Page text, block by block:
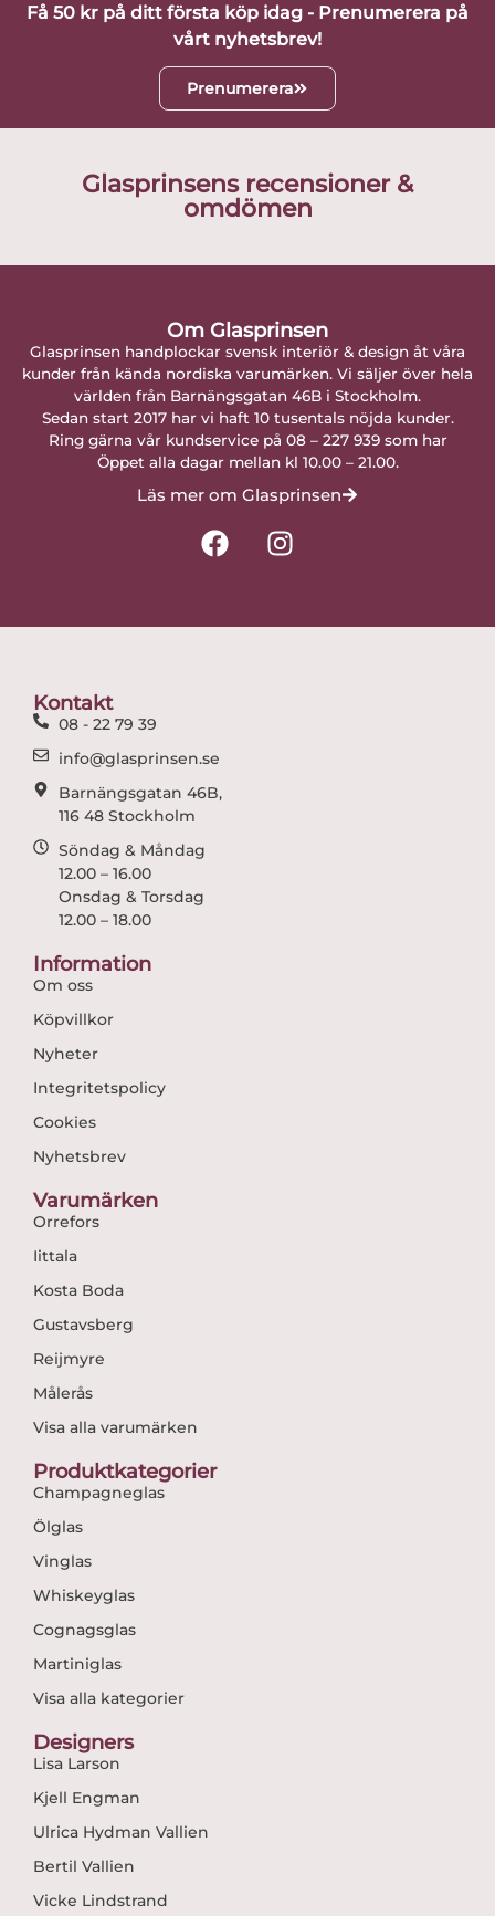
Få 50 kr på ditt första köp idag - Prenumerera på
vårt nyhetsbrev!
Prenumerera
Glasprinsens recensioner &
omdömen
Om Glasprinsen
Glasprinsen handplockar svensk interiör & design åt våra
kunder från kända nordiska varumärken. Vi säljer över hela
världen från Barnängsgatan 46B i Stockholm.
Sedan start 2017 har vi haft 10 tusentals nöjda kunder.
Ring gärna vår kundservice på 08 – 227 939 som har
Öppet alla dagar mellan kl 10.00 – 21.00.
Läs mer om Glasprinsen
F
a
I
n
Kontakt
08 - 22 79 39
info@glasprinsen.se
Barnängsgatan 46B,
116 48 Stockholm
Söndag & Måndag
12.00 – 16.00
Onsdag & Torsdag
12.00 – 18.00
Information
Om oss
Köpvillkor
Nyheter
Integritetspolicy
Cookies
Nyhetsbrev
Varumärken
Orrefors
Iittala
Kosta Boda
Gustavsberg
Reijmyre
Målerås
Visa alla varumärken
Produktkategorier
Champagneglas
Ölglas
Vinglas
Whiskeyglas
Cognagsglas
Martiniglas
Visa alla kategorier
Designers
Lisa Larson
Kjell Engman
Ulrica Hydman Vallien
Bertil Vallien
Vicke Lindstrand